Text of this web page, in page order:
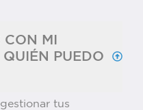
MI
PUEDO
tus